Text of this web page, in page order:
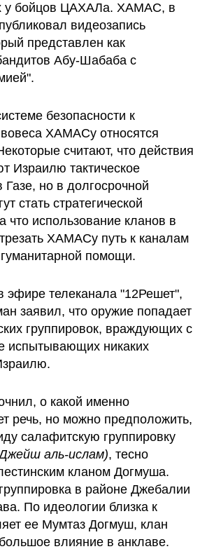
у бойцов ЦАХАЛа. ХАМАС, в
видеозапись
представлен как
Абу-Шабаба с
безопасности к
ХАМАСу относятся
считают, что действия
Израилю тактическое
но в долгосрочной
стать стратегической
что использование кланов в
ХАМАСу путь к каналам
помощи.
эфире телеканала "12Решет",
заявил, что оружие попадает
группировок, враждующих с
никаких
о какой именно
речь, но можно предположить,
салафитскую группировку
аль-ислам), тесно
кланом Догмуша.
в районе Джебалии
По идеологии близка к
ее Мумтаз Догмуш, клан
влияние в анклаве.